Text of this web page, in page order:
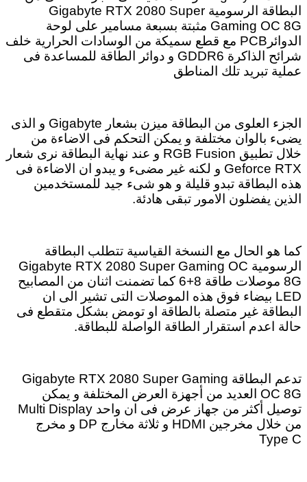
البطاقة الرسومية Gigabyte RTX 2080 Super
Gaming OC 8G مثبتة بسبعة مسامير على لوحة
الدوائرPCB مع قطع سميكة من الوسادات الحرارية خلف
شرائح الذاكرة GDDR6 و دوائر الطاقة للمساعدة فى
عملية تبريد تلك المناطق
الجزء العلوى من البطاقة ميزن بشعار Gigabyte و الذى
يضىء بالوان مختلفة و يمكن التحكم فى الاضاءة من
خلال تطبيق RGB Fusion و عند نهاية البطاقة نرى شعار
Geforce RTX و لكنه غير مضىء و يبدو ان الاضاءة فى
هذه البطاقة تبدو قليلة و هو شىء جيد للمستخدمين
الذين يفضلون الامور تبقى هادئة.
كما هو الحال مع النسخة القياسية تتطلب البطاقة
الرسومية Gigabyte RTX 2080 Super Gaming OC
8G موصلات طاقة 8+6 كما تضمنت اثنان من المصابيح
LED بيضاء فوق هذه الموصلات التى تشير الى ان
البطاقة غير متصلة بالطاقة او تومض بشكل متقطع فى
حالة اعدم استقرار الطاقة الواصلة للبطاقة.
تدعم البطاقة Gigabyte RTX 2080 Super Gaming
OC 8G العديد من أجهزة العرض المختلفة و يمكن
توصيل أكثر من جهاز عرض فى ان واحد Multi Display
من خلال مخرجين HDMI و ثلاثة مخارج DP و مخرج
Type C